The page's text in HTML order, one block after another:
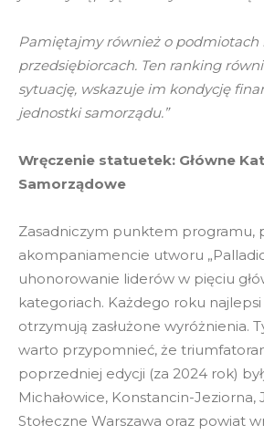
Pamiętajmy również o podmiotach
przedsiębiorcach. Ten ranking
sytuację, wskazuje im kondycję
jednostki samorządu.”
Wręczenie statuetek: Główne
Samorządowe
Zasadniczym punktem programu,
akompaniamencie utworu
uhonorowanie liderów w pięciu
kategoriach. Każdego roku
otrzymują zasłużone wyróżnienia.
warto przypomnieć, że
poprzedniej edycji (za 2024 rok)
Michałowice, Konstancin-Jeziorna,
Stołeczne Warszawa oraz powiat